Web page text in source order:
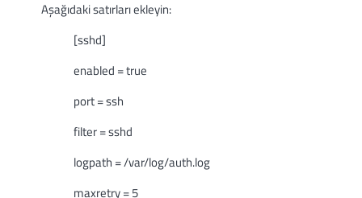
Aşağıdaki satırları ekleyin:
[sshd]
enabled = true
port = ssh
filter = sshd
logpath = /var/log/auth.log
maxretry = 5